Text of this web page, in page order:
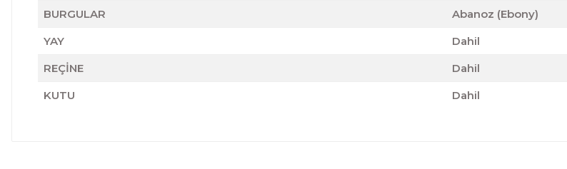
BURGULAR
Abanoz (Ebony)
YAY
Dahil
REÇİNE
Dahil
KUTU
Dahil